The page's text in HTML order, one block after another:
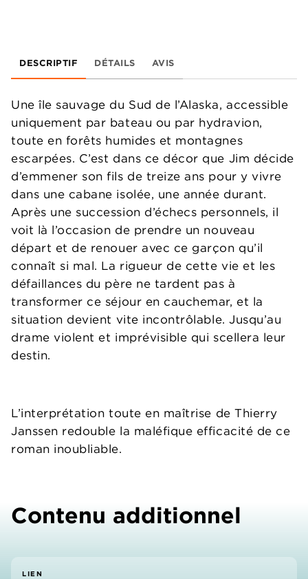
DESCRIPTIF DÉTAILS AVIS
Une île sauvage du Sud de l’Alaska, accessible
uniquement par bateau ou par hydravion,
toute en forêts humides et montagnes
escarpées. C’est dans ce décor que Jim décide
d’emmener son fils de treize ans pour y vivre
dans une cabane isolée, une année durant.
Après une succession d’échecs personnels, il
voit là l’occasion de prendre un nouveau
départ et de renouer avec ce garçon qu’il
connaît si mal. La rigueur de cette vie et les
défaillances du père ne tardent pas à
transformer ce séjour en cauchemar, et la
situation devient vite incontrôlable. Jusqu’au
drame violent et imprévisible qui scellera leur
destin.
L’interprétation toute en maîtrise de Thierry
Janssen redouble la maléfique efficacité de ce
roman inoubliable.
Contenu additionnel
LIEN